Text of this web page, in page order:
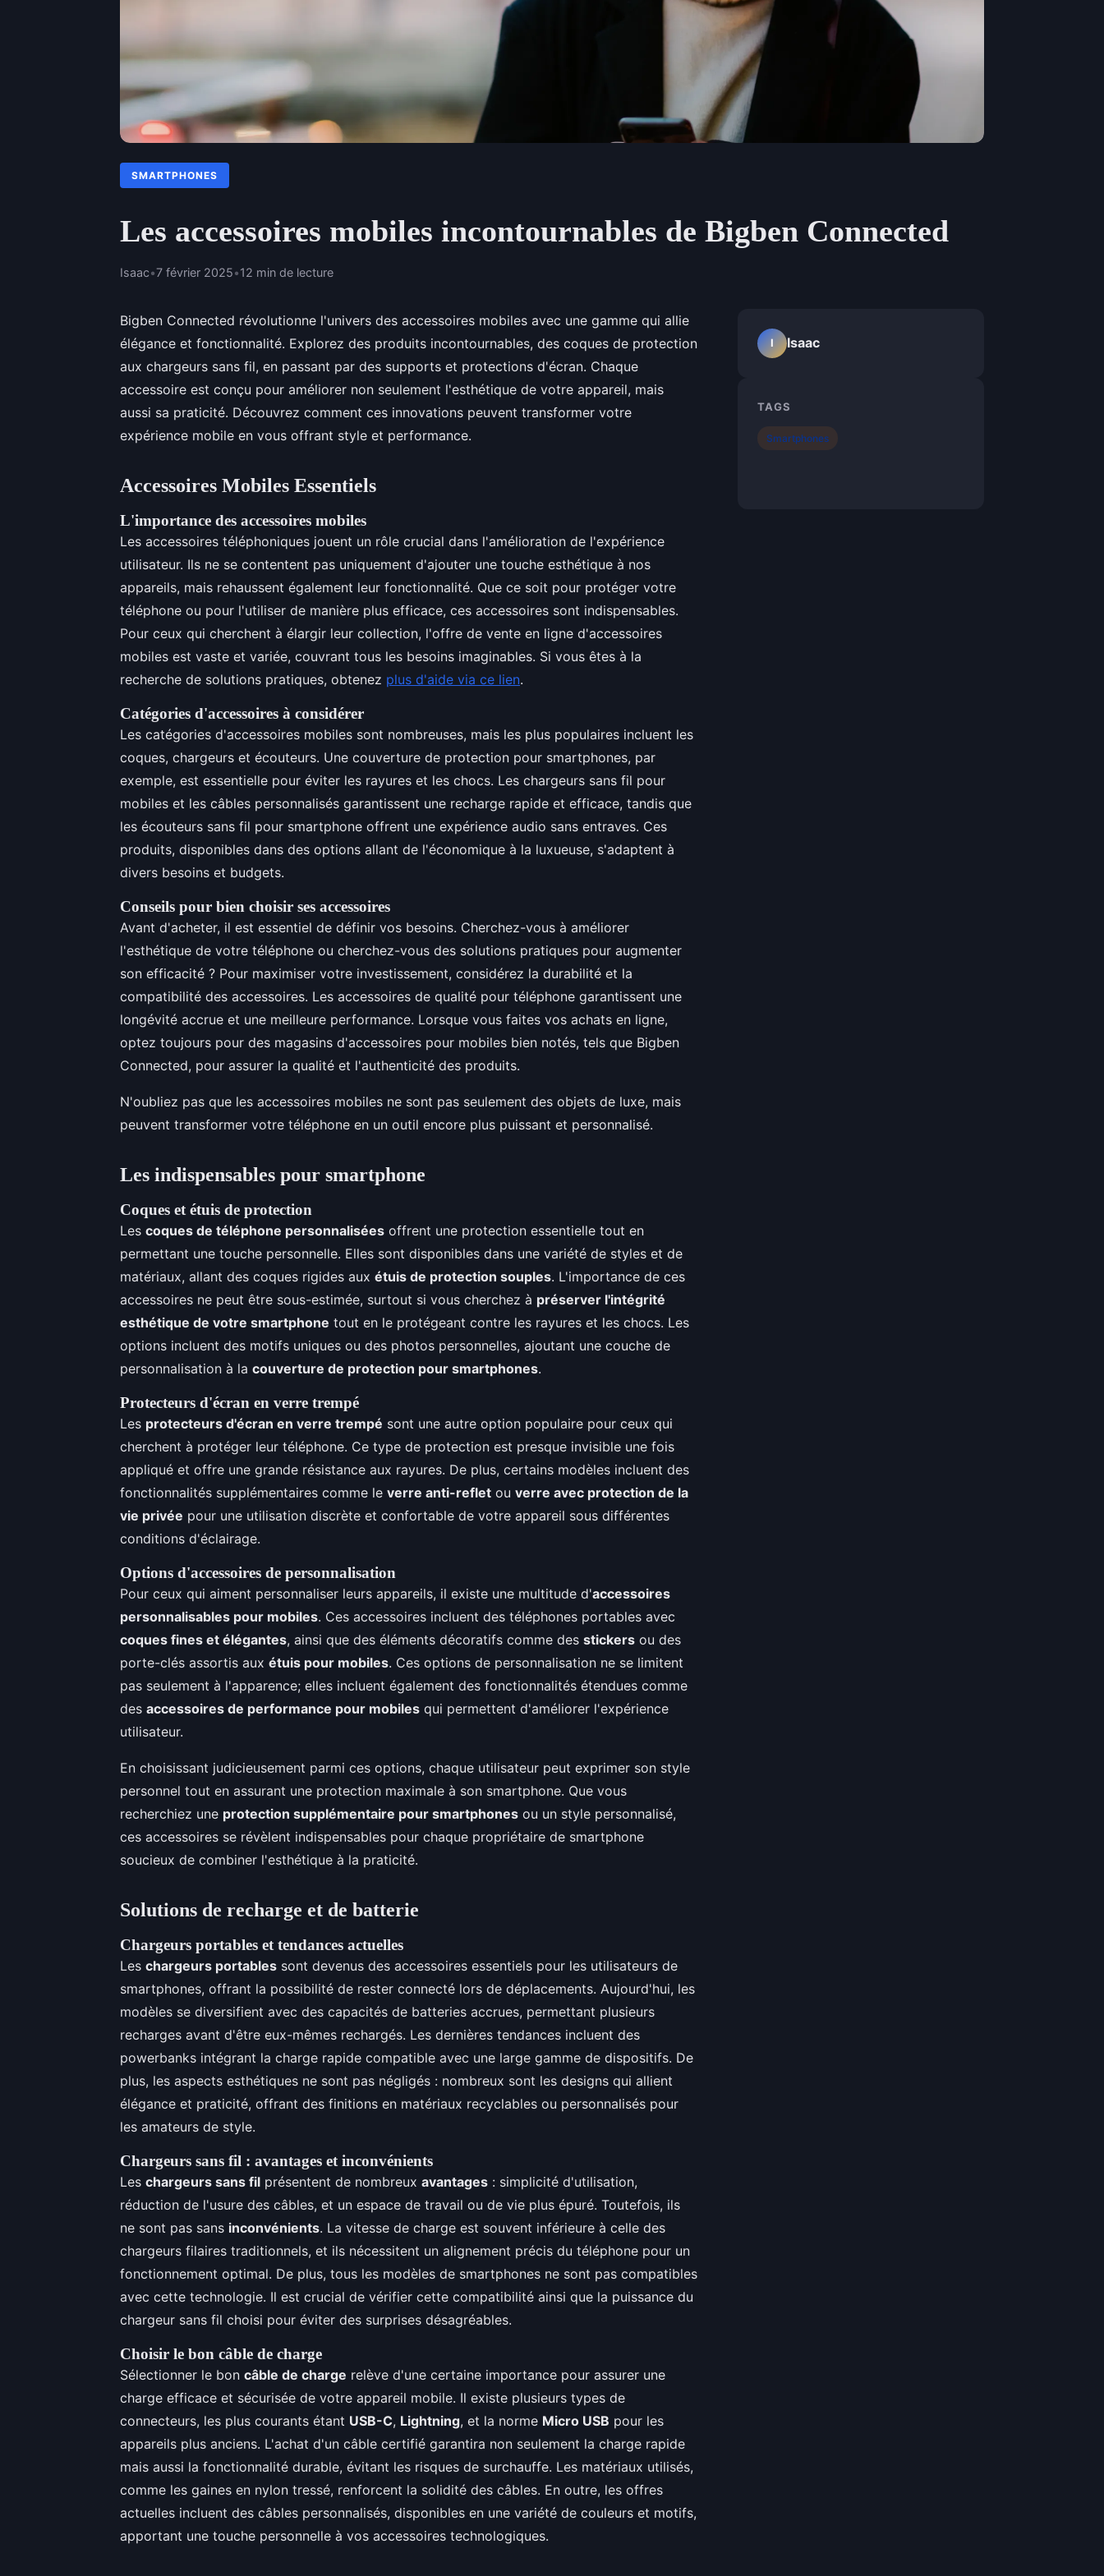
SMARTPHONES
Les accessoires mobiles incontournables de Bigben Connected
Isaac•7 février 2025•12 min de lecture
Bigben Connected révolutionne l'univers des accessoires mobiles avec une gamme qui allie
élégance et fonctionnalité. Explorez des produits incontournables, des coques de protection
aux chargeurs sans fil, en passant par des supports et protections d'écran. Chaque
accessoire est conçu pour améliorer non seulement l'esthétique de votre appareil, mais
aussi sa praticité. Découvrez comment ces innovations peuvent transformer votre
expérience mobile en vous offrant style et performance.
Accessoires Mobiles Essentiels
L'importance des accessoires mobiles
Les accessoires téléphoniques jouent un rôle crucial dans l'amélioration de l'expérience
utilisateur. Ils ne se contentent pas uniquement d'ajouter une touche esthétique à nos
appareils, mais rehaussent également leur fonctionnalité. Que ce soit pour protéger votre
téléphone ou pour l'utiliser de manière plus efficace, ces accessoires sont indispensables.
Pour ceux qui cherchent à élargir leur collection, l'offre de vente en ligne d'accessoires
mobiles est vaste et variée, couvrant tous les besoins imaginables. Si vous êtes à la
recherche de solutions pratiques, obtenez plus d'aide via ce lien.
Catégories d'accessoires à considérer
Les catégories d'accessoires mobiles sont nombreuses, mais les plus populaires incluent les
coques, chargeurs et écouteurs. Une couverture de protection pour smartphones, par
exemple, est essentielle pour éviter les rayures et les chocs. Les chargeurs sans fil pour
mobiles et les câbles personnalisés garantissent une recharge rapide et efficace, tandis que
les écouteurs sans fil pour smartphone offrent une expérience audio sans entraves. Ces
produits, disponibles dans des options allant de l'économique à la luxueuse, s'adaptent à
divers besoins et budgets.
Conseils pour bien choisir ses accessoires
Avant d'acheter, il est essentiel de définir vos besoins. Cherchez-vous à améliorer
l'esthétique de votre téléphone ou cherchez-vous des solutions pratiques pour augmenter
son efficacité ? Pour maximiser votre investissement, considérez la durabilité et la
compatibilité des accessoires. Les accessoires de qualité pour téléphone garantissent une
longévité accrue et une meilleure performance. Lorsque vous faites vos achats en ligne,
optez toujours pour des magasins d'accessoires pour mobiles bien notés, tels que Bigben
Connected, pour assurer la qualité et l'authenticité des produits.
N'oubliez pas que les accessoires mobiles ne sont pas seulement des objets de luxe, mais
peuvent transformer votre téléphone en un outil encore plus puissant et personnalisé.
Les indispensables pour smartphone
Coques et étuis de protection
Les coques de téléphone personnalisées offrent une protection essentielle tout en
permettant une touche personnelle. Elles sont disponibles dans une variété de styles et de
matériaux, allant des coques rigides aux étuis de protection souples. L'importance de ces
accessoires ne peut être sous-estimée, surtout si vous cherchez à préserver l'intégrité
esthétique de votre smartphone tout en le protégeant contre les rayures et les chocs. Les
options incluent des motifs uniques ou des photos personnelles, ajoutant une couche de
personnalisation à la couverture de protection pour smartphones.
Protecteurs d'écran en verre trempé
Les protecteurs d'écran en verre trempé sont une autre option populaire pour ceux qui
cherchent à protéger leur téléphone. Ce type de protection est presque invisible une fois
appliqué et offre une grande résistance aux rayures. De plus, certains modèles incluent des
fonctionnalités supplémentaires comme le verre anti-reflet ou verre avec protection de la
vie privée pour une utilisation discrète et confortable de votre appareil sous différentes
conditions d'éclairage.
Options d'accessoires de personnalisation
Pour ceux qui aiment personnaliser leurs appareils, il existe une multitude d'accessoires
personnalisables pour mobiles. Ces accessoires incluent des téléphones portables avec
coques fines et élégantes, ainsi que des éléments décoratifs comme des stickers ou des
porte-clés assortis aux étuis pour mobiles. Ces options de personnalisation ne se limitent
pas seulement à l'apparence; elles incluent également des fonctionnalités étendues comme
des accessoires de performance pour mobiles qui permettent d'améliorer l'expérience
utilisateur.
En choisissant judicieusement parmi ces options, chaque utilisateur peut exprimer son style
personnel tout en assurant une protection maximale à son smartphone. Que vous
recherchiez une protection supplémentaire pour smartphones ou un style personnalisé,
ces accessoires se révèlent indispensables pour chaque propriétaire de smartphone
soucieux de combiner l'esthétique à la praticité.
Solutions de recharge et de batterie
Chargeurs portables et tendances actuelles
Les chargeurs portables sont devenus des accessoires essentiels pour les utilisateurs de
smartphones, offrant la possibilité de rester connecté lors de déplacements. Aujourd'hui, les
modèles se diversifient avec des capacités de batteries accrues, permettant plusieurs
recharges avant d'être eux-mêmes rechargés. Les dernières tendances incluent des
powerbanks intégrant la charge rapide compatible avec une large gamme de dispositifs. De
plus, les aspects esthétiques ne sont pas négligés : nombreux sont les designs qui allient
élégance et praticité, offrant des finitions en matériaux recyclables ou personnalisés pour
les amateurs de style.
Chargeurs sans fil : avantages et inconvénients
Les chargeurs sans fil présentent de nombreux avantages : simplicité d'utilisation,
réduction de l'usure des câbles, et un espace de travail ou de vie plus épuré. Toutefois, ils
ne sont pas sans inconvénients. La vitesse de charge est souvent inférieure à celle des
chargeurs filaires traditionnels, et ils nécessitent un alignement précis du téléphone pour un
fonctionnement optimal. De plus, tous les modèles de smartphones ne sont pas compatibles
avec cette technologie. Il est crucial de vérifier cette compatibilité ainsi que la puissance du
chargeur sans fil choisi pour éviter des surprises désagréables.
Choisir le bon câble de charge
Sélectionner le bon câble de charge relève d'une certaine importance pour assurer une
charge efficace et sécurisée de votre appareil mobile. Il existe plusieurs types de
connecteurs, les plus courants étant USB-C, Lightning, et la norme Micro USB pour les
appareils plus anciens. L'achat d'un câble certifié garantira non seulement la charge rapide
mais aussi la fonctionnalité durable, évitant les risques de surchauffe. Les matériaux utilisés,
comme les gaines en nylon tressé, renforcent la solidité des câbles. En outre, les offres
actuelles incluent des câbles personnalisés, disponibles en une variété de couleurs et motifs,
apportant une touche personnelle à vos accessoires technologiques.
I Isaac
TAGS
Smartphones